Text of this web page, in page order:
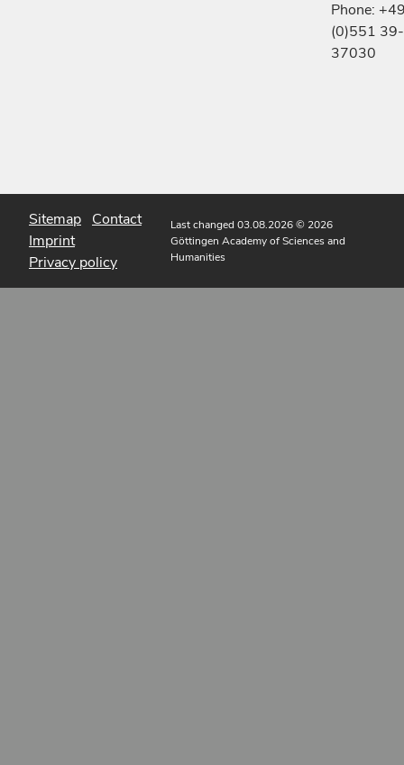
Phone:
(0)551 39-
37030
Sitemap Contact
Imprint
Privacy policy
Last changed 03.08.2026© 2026
Göttingen Academy of Sciences and
Humanities